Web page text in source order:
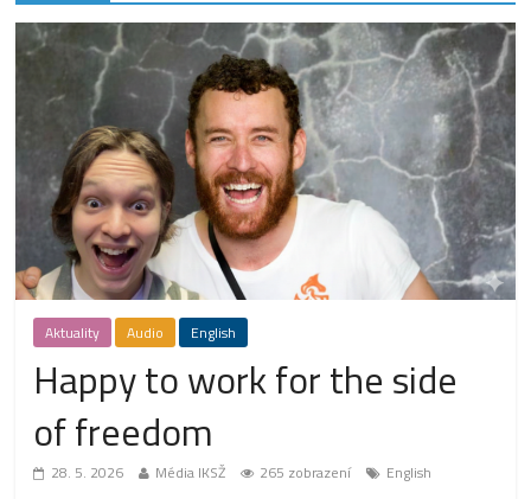
Aktuality Audio English
Happy to work for the side
of freedom
28. 5. 2026 Média IKSŽ 265 zobrazení English